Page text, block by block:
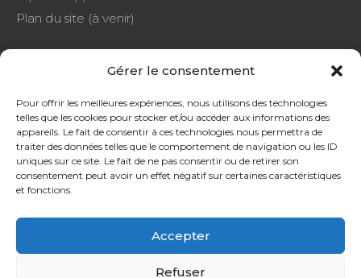
Gérer le consentement
Pour offrir les meilleures expériences, nous utilisons des technologies
telles que les cookies pour stocker et/ou accéder aux informations des
appareils. Le fait de consentir à ces technologies nous permettra de
traiter des données telles que le comportement de navigation ou les ID
uniques sur ce site. Le fait de ne pas consentir ou de retirer son
consentement peut avoir un effet négatif sur certaines caractéristiques
et fonctions.
Accepter
Refuser
Plan du site (à venir)
FAQ
CGU
Protection de données
SOURDS ET MALENTENDANTS, CONTACTEZ-NOUS !